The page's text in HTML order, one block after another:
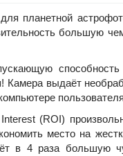
планетной
большую
Камера выдаёт
(ROI)
место на
в 4 раза большую